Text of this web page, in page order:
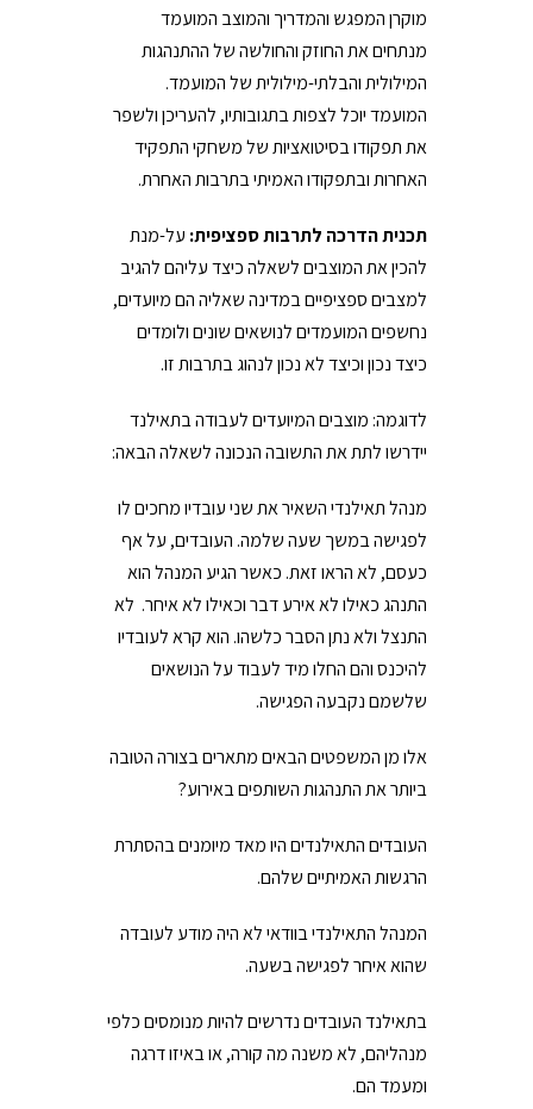
מוקרן המפגש והמדריך והמוצב המועמד
מנתחים את החוזק והחולשה של ההתנהגות
המילולית והבלתי-מילולית של המועמד.
המועמד יוכל לצפות בתגובותיו, להעריכן ולשפר
את תפקודו בסיטואציות של משחקי התפקיד
האחרות ובתפקודו האמיתי בתרבות האחרת.
תכנית הדרכה לתרבות ספציפית: על-מנת
להכין את המוצבים לשאלה כיצד עליהם להגיב
למצבים ספציפיים במדינה שאליה הם מיועדים,
נחשפים המועמדים לנושאים שונים ולומדים
כיצד נכון וכיצד לא נכון לנהוג בתרבות זו.
לדוגמה: מוצבים המיועדים לעבודה בתאילנד
יידרשו לתת את התשובה הנכונה לשאלה הבאה:
מנהל תאילנדי השאיר את שני עובדיו מחכים לו
לפגישה במשך שעה שלמה. העובדים, על אף
כעסם, לא הראו זאת. כאשר הגיע המנהל הוא
התנהג כאילו לא אירע דבר וכאילו לא איחר. לא
התנצל ולא נתן הסבר כלשהו. הוא קרא לעובדיו
להיכנס והם החלו מיד לעבוד על הנושאים
שלשמם נקבעה הפגישה.
אלו מן המשפטים הבאים מתארים בצורה הטובה
ביותר את התנהגות השותפים באירוע?
העובדים התאילנדים היו מאד מיומנים בהסתרת
הרגשות האמיתיים שלהם.
המנהל התאילנדי בוודאי לא היה מודע לעובדה
שהוא איחר לפגישה בשעה.
בתאילנד העובדים נדרשים להיות מנומסים כלפי
מנהליהם, לא משנה מה קורה, או באיזו דרגה
ומעמד הם.